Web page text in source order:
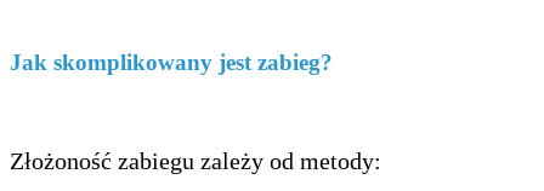
Jak skomplikowany jest zabieg?
Złożoność zabiegu zależy od metody: